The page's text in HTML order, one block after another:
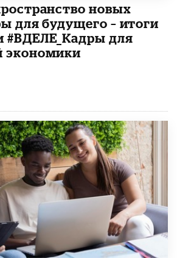
новых
для будущего – итоги
#ВДЕЛЕ_Кадры для
экономики